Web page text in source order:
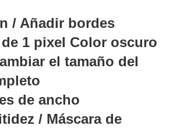
/ Añadir bordes
1 pixel Color oscuro
el tamaño del
de ancho
/ Máscara de